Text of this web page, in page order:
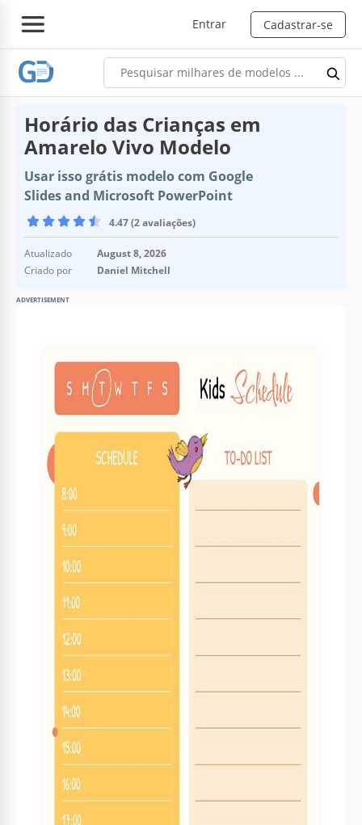
Entrar Cadastrar-se
Horário das Crianças em
Amarelo Vivo Modelo
Usar isso grátis modelo com Google
Slides and Microsoft PowerPoint
4.47 (2 avaliações)
Atualizado
August 8, 2026
Criado por
Daniel Mitchell
ADVERTISEMENT